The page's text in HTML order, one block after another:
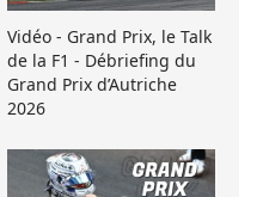
Vidéo - Grand Prix, le Talk
de la F1 - Débriefing du
Grand Prix d’Autriche
2026